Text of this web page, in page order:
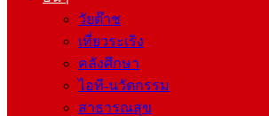
วัยต๊าช
เที่ยวระเริง
คลังศึกษา
ไอที-นวัตกรรม
สาธารณสุข